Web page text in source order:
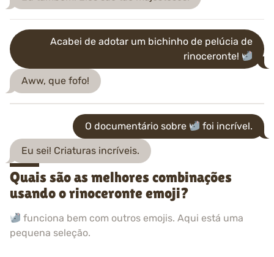
Acabei de adotar um bichinho de pelúcia de
rinoceronte!
Aww, que fofo!
O documentário sobre foi incrível.
Eu sei! Criaturas incríveis.
Quais são as melhores combinações
usando o rinoceronte emoji?
funciona bem com outros emojis. Aqui está uma
pequena seleção.